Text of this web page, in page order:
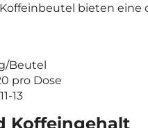
bieten
Beutel
pro Dose
13
Koffeingehalt